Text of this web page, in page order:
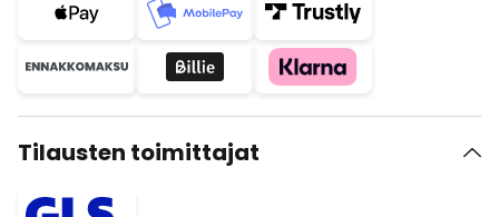
Tilausten toimittajat